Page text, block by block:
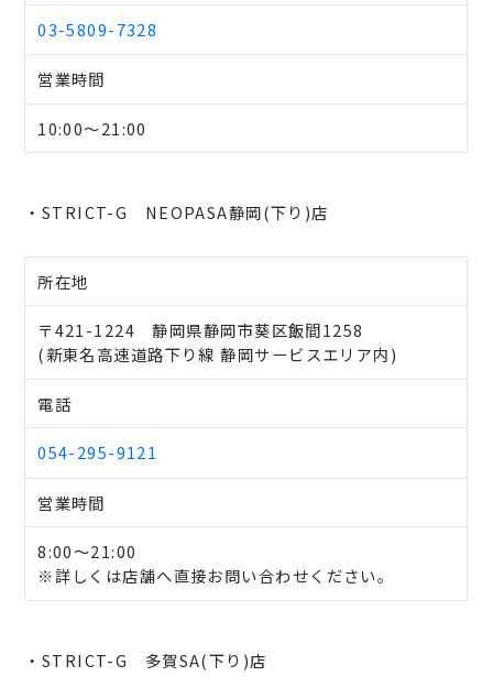
03-5809-7328
営業時間
10:00～21:00
・STRICT-G NEOPASA静岡(下り)店
所在地
〒421-1224 静岡県静岡市葵区飯間1258
(新東名高速道路下り線 静岡サービスエリア内)
電話
054-295-9121
営業時間
8:00～21:00
※詳しくは店舗へ直接お問い合わせください。
・STRICT-G 多賀SA(下り)店